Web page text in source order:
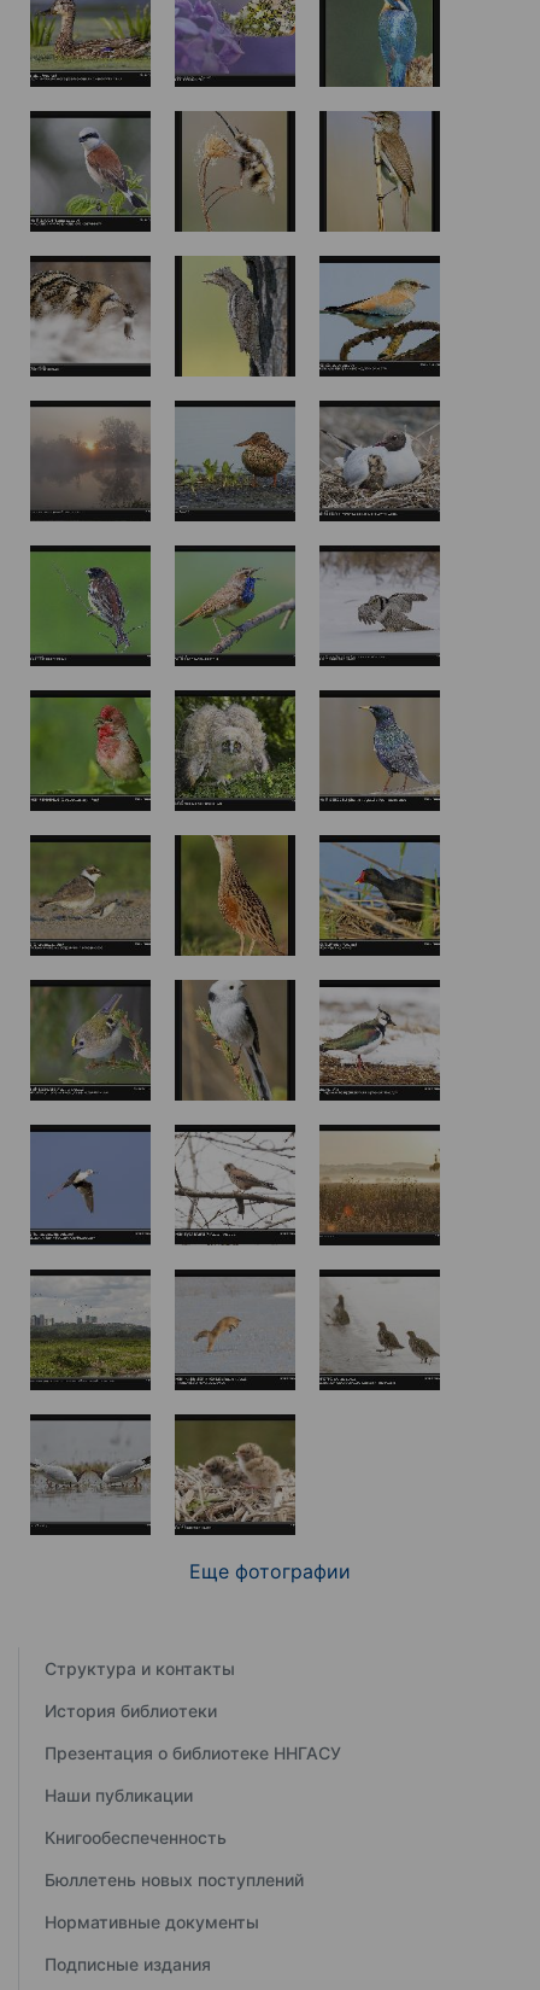
Еще фотографии
Структура и контакты
История библиотеки
Презентация о библиотеке ННГАСУ
Наши публикации
Книгообеспеченность
Бюллетень новых поступлений
Нормативные документы
Подписные издания